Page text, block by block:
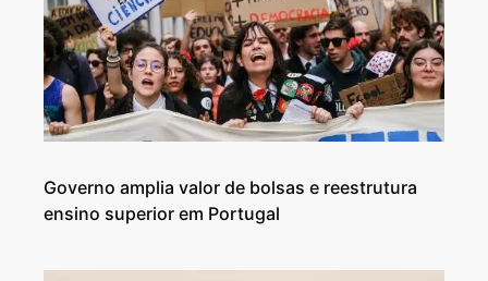
Governo amplia valor de bolsas e reestrutura
ensino superior em Portugal